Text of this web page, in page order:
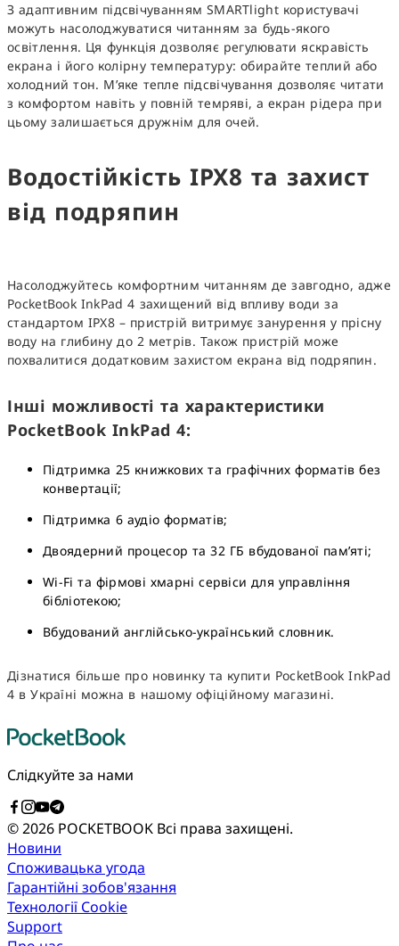
З адаптивним підсвічуванням SMARTlight користувачі
можуть насолоджуватися читанням за будь-якого
освітлення. Ця функція дозволяє регулювати яскравість
екрана і його колірну температуру: обирайте теплий або
холодний тон. М’яке тепле підсвічування дозволяє читати
з комфортом навіть у повній темряві, а екран рідера при
цьому залишається дружнім для очей.
Водостійкість IPX8та захист
від подряпин
Насолоджуйтесь комфортним читанням де завгодно, адже
PocketBook InkPad 4 захищений від впливу води за
стандартом IPX8 – пристрій витримує занурення у прісну
воду на глибину до 2 метрів. Також пристрій може
похвалитися додатковим захистом екрана від подряпин.
Інші можливості та характеристики
PocketBook InkPad 4:
Підтримка 25 книжкових та графічних форматів без
конвертації;
Підтримка 6 аудіо форматів;
Двоядерний процесор та 32 ГБ вбудованої пам’яті;
Wi-Fi та фірмові хмарні сервіси для управління
бібліотекою;
Вбудований англійсько-український словник.
Дізнатися більше про новинку та купити PocketBook InkPad
4 в Україні можна в нашому офіційному магазині.
Слідкуйте за нами
© 2026 POCKETBOOK Всі права захищені.
Новини
Споживацька угода
Гарантійні зобов'язання
Технології Cookie
Support